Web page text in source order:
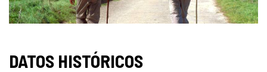
DATOS HISTÓRICOS